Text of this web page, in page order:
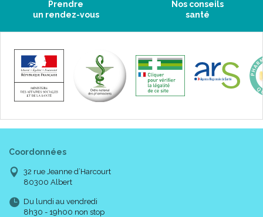
Prendre
un rendez-vous
Nos conseils
santé
Coordonnées
32 rue Jeanne d’Harcourt
80300 Albert
Du lundi au vendredi
8h30 - 19h00 non stop